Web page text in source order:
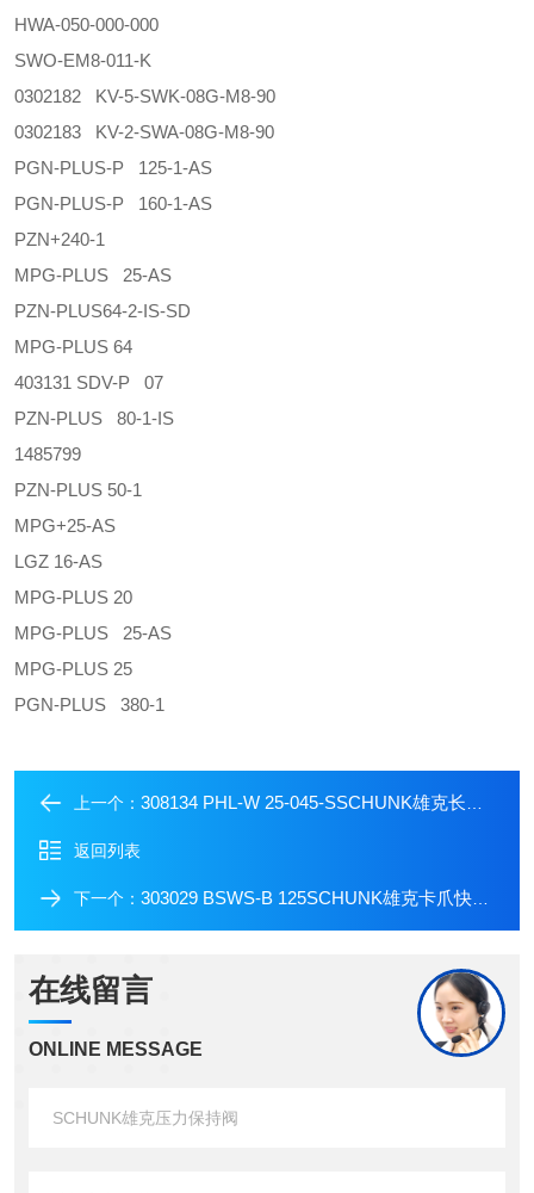
HWA-050-000-000
SWO-EM8-011-K
0302182 KV-5-SWK-08G-M8-90
0302183 KV-2-SWA-08G-M8-90
PGN-PLUS-P 125-1-AS
PGN-PLUS-P 160-1-AS
PZN+240-1
MPG-PLUS 25-AS
PZN-PLUS64-2-IS-SD
MPG-PLUS 64
403131 SDV-P 07
PZN-PLUS 80-1-IS
1485799
PZN-PLUS 50-1
MPG+25-AS
LGZ 16-AS
MPG-PLUS 20
MPG-PLUS 25-AS
MPG-PLUS 25
PGN-PLUS 380-1
上一个： 308134 PHL-W 25-045-SSCHUNK雄克长行程气动机械手
返回列表
下一个： 303029 BSWS-B 125SCHUNK雄克卡爪快换系统
在线留言
ONLINE MESSAGE